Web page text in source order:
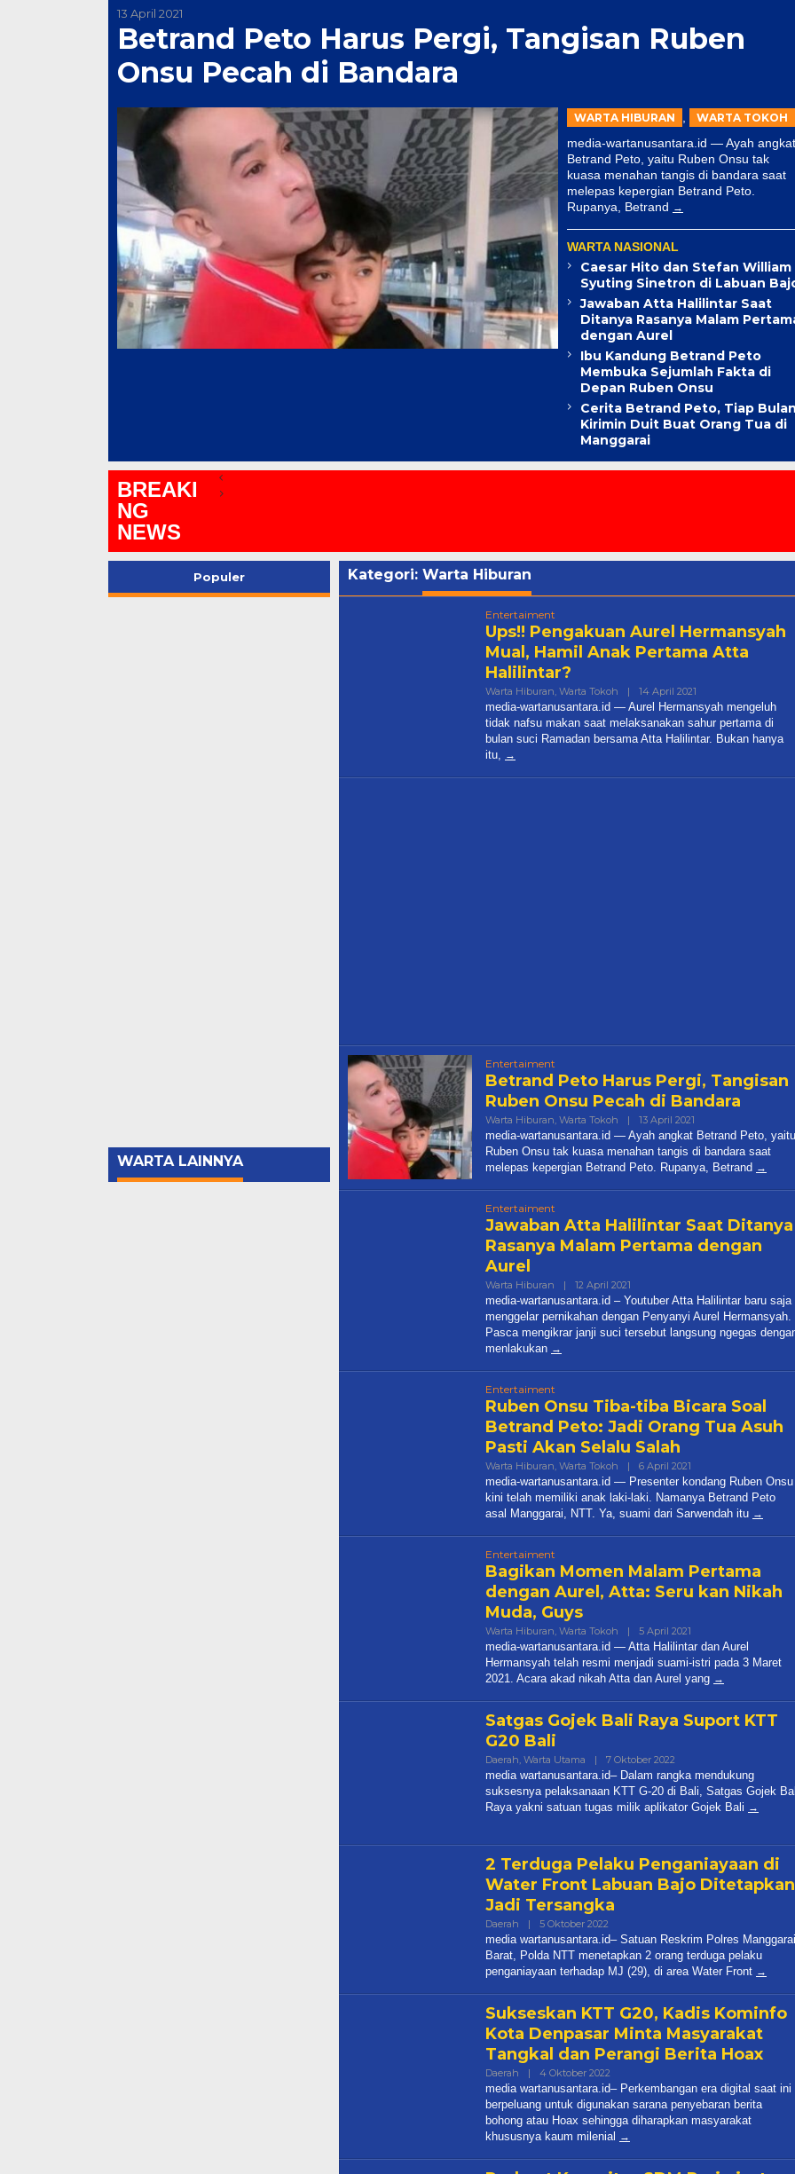
13 April 2021
Betrand Peto Harus Pergi, Tangisan Ruben
Onsu Pecah di Bandara
WARTA HIBURAN WARTA TOKOH
media-wartanusantara.id — Ayah angkat
Betrand Peto, yaitu Ruben Onsu tak
kuasa menahan tangis di bandara saat
melepas kepergian Betrand Peto.
Rupanya, Betrand
WARTA NASIONAL
Caesar Hito dan Stefan William
Syuting Sinetron di Labuan
Jawaban Atta Halilintar Saat
Ditanya Rasanya Malam
dengan Aurel
Ibu Kandung Betrand Peto
Membuka Sejumlah Fakta di
Depan Ruben Onsu
Cerita Betrand Peto, Tiap Bulan
Kirimin Duit Buat Orang Tua di
Manggarai
BREAKI
NG
NEWS
Populer
WARTA LAINNYA
Kategori: Warta Hiburan
Entertaiment
Ups!! Pengakuan Aurel Hermansyah
Mual, Hamil Anak Pertama Atta
Halilintar?
Warta Hiburan, Warta Tokoh | 14 April 2021
Editor
Redaksi
media-wartanusantara.id — Aurel Hermansyah mengeluh
tidak nafsu makan saat melaksanakan sahur pertama di
bulan suci Ramadan bersama Atta Halilintar. Bukan hanya
itu,
Entertaiment
Betrand Peto Harus Pergi, Tangisan
Ruben Onsu Pecah di Bandara
Warta Hiburan, Warta Tokoh | 13 April 2021
Editor
Redaksi
media-wartanusantara.id — Ayah angkat Betrand Peto, yaitu
Ruben Onsu tak kuasa menahan tangis di bandara saat
melepas kepergian Betrand Peto. Rupanya, Betrand
Entertaiment
Jawaban Atta Halilintar Saat Ditanya
Rasanya Malam Pertama dengan
Aurel
Warta Hiburan | 12 April 2021
Editor
Redaksi
media-wartanusantara.id – Youtuber Atta Halilintar baru saja
menggelar pernikahan dengan Penyanyi Aurel Hermansyah.
Pasca mengikrar janji suci tersebut langsung ngegas
menlakukan
Entertaiment
Ruben Onsu Tiba-tiba Bicara Soal
Betrand Peto: Jadi Orang Tua Asuh
Pasti Akan Selalu Salah
Warta Hiburan, Warta Tokoh | 6 April 2021
Editor:
Redaksi
media-wartanusantara.id — Presenter kondang Ruben Onsu
kini telah memiliki anak laki-laki. Namanya Betrand Peto
asal Manggarai, NTT. Ya, suami dari Sarwendah itu
Entertaiment
Bagikan Momen Malam Pertama
dengan Aurel, Atta: Seru kan Nikah
Muda, Guys
Warta Hiburan, Warta Tokoh | 5 April 2021
Editor
Redaksi
media-wartanusantara.id — Atta Halilintar dan Aurel
Hermansyah telah resmi menjadi suami-istri pada 3 Maret
2021. Acara akad nikah Atta dan Aurel yang
Satgas Gojek Bali Raya Suport KTT
G20 Bali
Daerah, Warta Utama | 7 Oktober 2022
✓
media wartanusantara.id– Dalam rangka mendukung
suksesnya pelaksanaan KTT G-20 di Bali, Satgas Gojek
Raya yakni satuan tugas milik aplikator Gojek Bali
2 Terduga Pelaku Penganiayaan di
Water Front Labuan Bajo Ditetapkan
Jadi Tersangka
Daerah | 5 Oktober 2022
✓
media wartanusantara.id– Satuan Reskrim Polres Manggarai
Barat, Polda NTT menetapkan 2 orang terduga pelaku
penganiayaan terhadap MJ (29), di area Water Front
Sukseskan KTT G20, Kadis Kominfo
Kota Denpasar Minta Masyarakat
Tangkal dan Perangi Berita Hoax
Daerah | 4 Oktober 2022
✓
media wartanusantara.id– Perkembangan era digital saat ini
berpeluang untuk digunakan sarana penyebaran berita
bohong atau Hoax sehingga diharapkan masyarakat
khususnya kaum milenial